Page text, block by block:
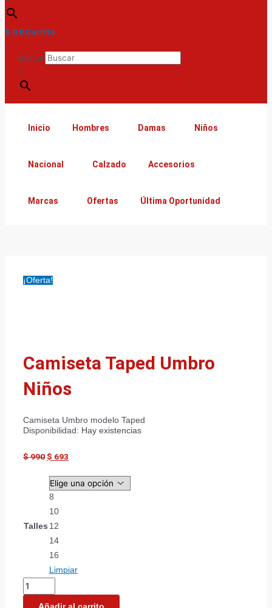
$ 0 0 Carrito
Buscar
×
Inicio Hombres Damas Niños
Nacional Calzado Accesorios
Marcas Ofertas Última Oportunidad
¡Oferta!
Camiseta Taped Umbro
Niños
Camiseta Umbro modelo Taped
Disponibilidad: Hay existencias
$990 $ 693
Talles
8
10
12
14
16
Limpiar